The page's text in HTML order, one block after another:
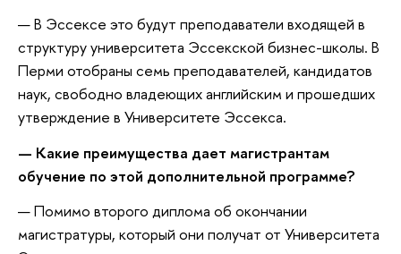
— В Эссексе это будут преподаватели входящей в
структуру университета Эссекской бизнес-школы. В
Перми отобраны семь преподавателей, кандидатов
наук, свободно владеющих английским и прошедших
утверждение в Университете Эссекса.
— Какие преимущества дает магистрантам
обучение по этой дополнительной программе?
— Помимо второго диплома об окончании
магистратуры, который они получат от Университета